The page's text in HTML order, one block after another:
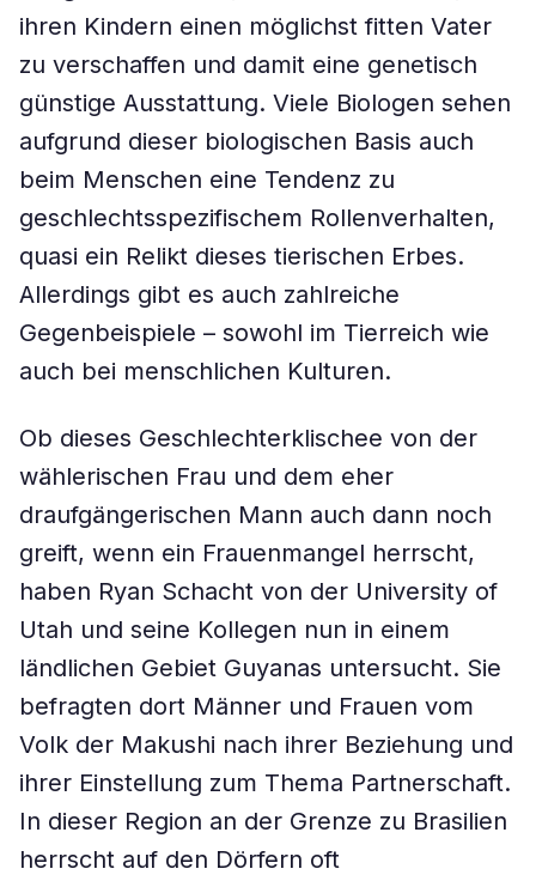
ihren Kindern einen möglichst fitten Vater
zu verschaffen und damit eine genetisch
günstige Ausstattung. Viele Biologen sehen
aufgrund dieser biologischen Basis auch
beim Menschen eine Tendenz zu
geschlechtsspezifischem Rollenverhalten,
quasi ein Relikt dieses tierischen Erbes.
Allerdings gibt es auch zahlreiche
Gegenbeispiele – sowohl im Tierreich wie
auch bei menschlichen Kulturen.
Ob dieses Geschlechterklischee von der
wählerischen Frau und dem eher
draufgängerischen Mann auch dann noch
greift, wenn ein Frauenmangel herrscht,
haben Ryan Schacht von der University of
Utah und seine Kollegen nun in einem
ländlichen Gebiet Guyanas untersucht. Sie
befragten dort Männer und Frauen vom
Volk der Makushi nach ihrer Beziehung und
ihrer Einstellung zum Thema Partnerschaft.
In dieser Region an der Grenze zu Brasilien
herrscht auf den Dörfern oft